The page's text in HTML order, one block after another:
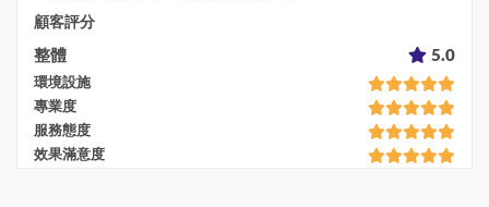
顧客評分
整體 5.0
環境設施
專業度
服務態度
效果滿意度